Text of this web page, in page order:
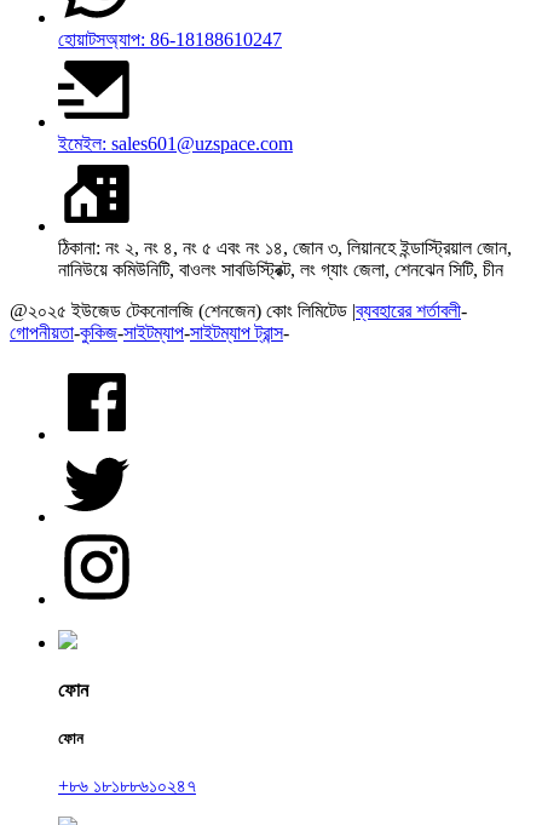
হোয়াটসঅ্যাপ: 86-18188610247
ইমেইল: sales601@uzspace.com
ঠিকানা: নং ২, নং ৪, নং ৫ এবং নং ১৪, জোন ৩, লিয়ানহে ইন্ডাস্ট্রিয়াল জোন,
নানিউয়ে কমিউনিটি, বাওলং সাবডিস্ট্রিক্ট, লং গ্যাং জেলা, শেনঝেন সিটি, চীন
@২০২৫ ইউজেড টেকনোলজি (শেনজেন) কোং লিমিটেড |ব্যবহারের শর্তাবলী-
গোপনীয়তা-কুকিজ-সাইটম্যাপ-সাইটম্যাপ ট্রান্স-
ফোন
ফোন
+৮৬ ১৮১৮৮৬১০২৪৭